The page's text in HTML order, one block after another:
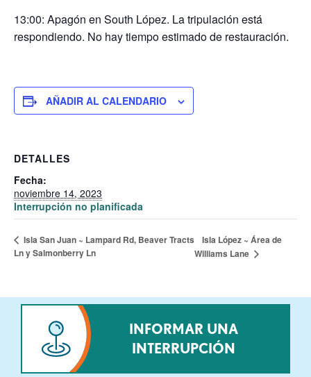
13:00: Apagón en South López. La tripulación está
respondiendo. No hay tiempo estimado de restauración.
AÑADIR AL CALENDARIO
DETALLES
Fecha:
noviembre 14, 2023
Interrupción no planificada
Isla San Juan ~ Lampard Rd, Beaver Tracts
Ln y Salmonberry Ln
Isla López ~ Área de
Williams Lane
INFORMAR UNA
INTERRUPCIÓN